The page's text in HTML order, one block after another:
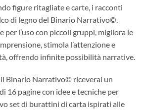
figure ritagliate e carte, i racconti
di legno del Binario Narrativo©.
per l’uso con piccoli gruppi, migliora le
stimola l’attenzione e
offrendo infinite possibilità narrative.
Binario Narrativo© riceverai un
16 pagine con idee e tecniche per
set di burattini di carta ispirati alle